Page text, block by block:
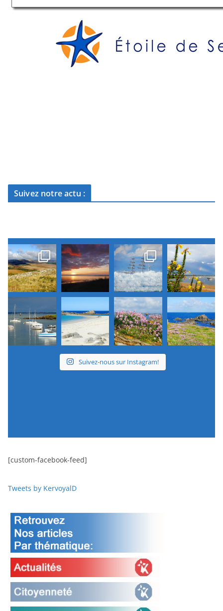
Suivez notre actu :
Suivez-nous sur Instagram!
[custom-facebook-feed]
Tweets by KervoyalD